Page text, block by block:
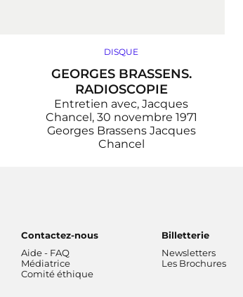
DISQUE
GEORGES BRASSENS.
RADIOSCOPIE
Entretien avec, Jacques
Chancel, 30 novembre 1971
Georges Brassens Jacques
Chancel
Contactez-nous
Aide - FAQ
Médiatrice
Comité éthique
Billetterie
Newsletters
Les Brochures